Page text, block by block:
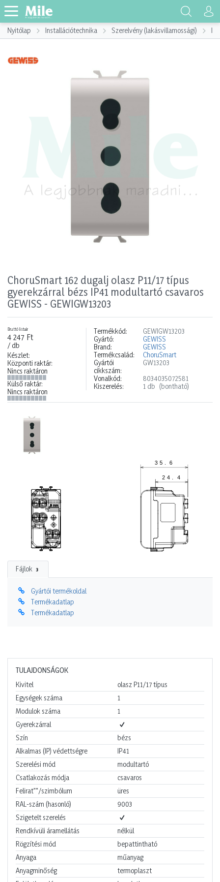
Nyitólap Installációtechnika Szerelvény (lakásvillamossági)
ChoruSmart 162 dugalj olasz P11/17 típus
gyerekzárral bézs IP41 modultartó csavaros
GEWISS - GEWIGW13203
Bruttó listaár
4 247 Ft
/ db
Készlet:
Központi raktár:
Nincs raktáron
Külső raktár:
Nincs raktáron
Termékkód:
GEWIGW13203
Gyártó:
GEWISS
Brand:
GEWISS
Termékcsalád:
ChoruSmart
Gyártói
cikkszám:
GW13203
Vonalkód:
8034035072581
Kiszerelés:
1 db (bontható)
Fájlok 3
Gyártói termékoldal
Termékadatlap
Termékadatlap
TULAJDONSÁGOK
Kivitel
olasz P11/17 típus
Egységek száma
1
Modulok száma
1
Gyerekzárral
Szín
bézs
Alkalmas (IP) védettségre
IP41
Szerelési mód
modultartó
Csatlakozás módja
csavaros
Felirat""/szimbólum
üres
RAL-szám (hasonló)
9003
Szigetelt szerelés
Rendkívüli áramellátás
nélkül
Rögzítési mód
bepattintható
Anyaga
műanyag
Anyagminőség
termoplaszt